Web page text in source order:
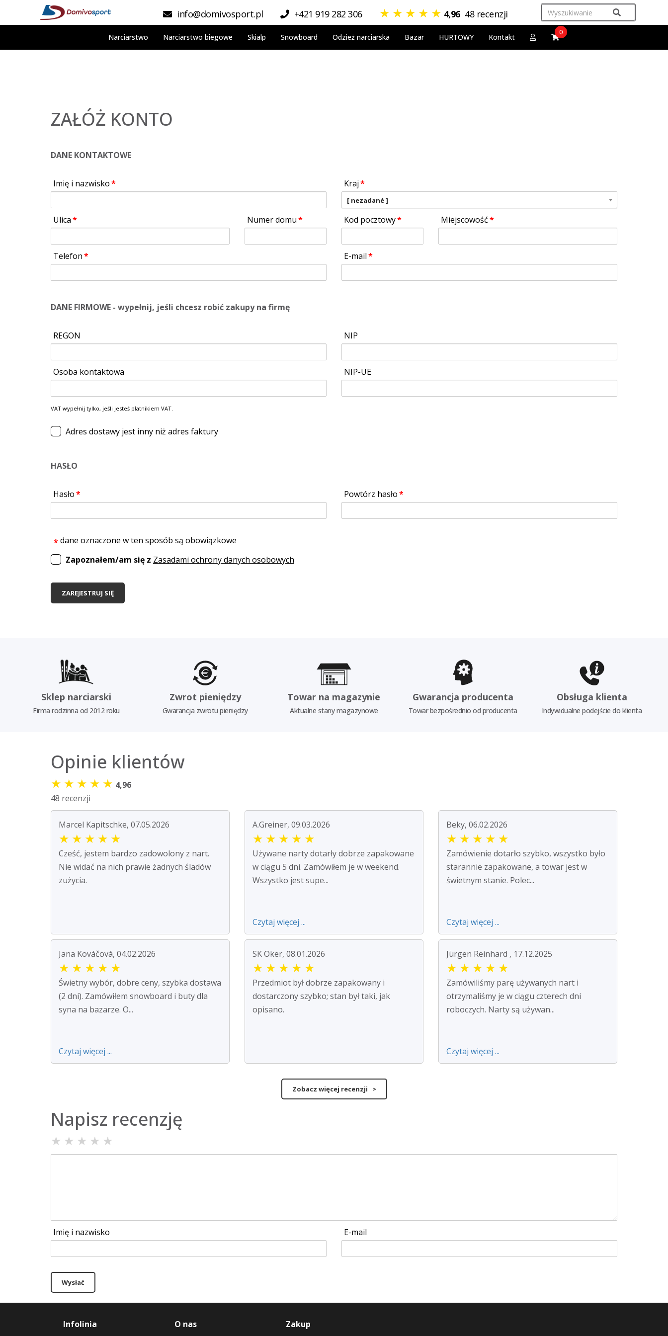
info@domivosport.pl +421 919 282 306 ★ ★ ★ ★ ★ 4,96 48 recenzji
Narciarstwo Narciarstwo biegowe Skialp Snowboard Odzież narciarska Bazar HURTOWY Kontakt
0
ZAŁÓŻ KONTO
DANE KONTAKTOWE
Imię i nazwisko Kraj
[ nezadané ]
Ulica Numer domu Kod pocztowy Miejscowość
Telefon E-mail
DANE FIRMOWE - wypełnij, jeśli chcesz robić zakupy na firmę
REGON NIP
Osoba kontaktowa NIP-UE
VAT wypełnij tylko, jeśli jesteś płatnikiem VAT.
Adres dostawy jest inny niż adres faktury
HASŁO
Hasło Powtórz hasło
dane oznaczone w ten sposób są obowiązkowe
Zapoznałem/am się z Zasadami ochrony danych osobowych
ZAREJESTRUJ SIĘ
Sklep narciarski
Firma rodzinna od 2012 roku
Zwrot pieniędzy
Gwarancja zwrotu pieniędzy
Towar na magazynie
Aktualne stany magazynowe
Gwarancja producenta
Towar bezpośrednio od producenta
Obsługa klienta
Indywidualne podejście do klienta
Opinie klientów
★ ★ ★ ★ ★ 4,96
48 recenzji
Marcel Kapitschke, 07.05.2026
★ ★ ★ ★ ★
Cześć, jestem bardzo zadowolony z nart.
Nie widać na nich prawie żadnych śladów
zużycia.
A.Greiner, 09.03.2026
★ ★ ★ ★ ★
Używane narty dotarły dobrze zapakowane
w ciągu 5 dni. Zamówiłem je w weekend.
Wszystko jest supe...
Czytaj więcej ...
Beky, 06.02.2026
★ ★ ★ ★ ★
Zamówienie dotarło szybko, wszystko było
starannie zapakowane, a towar jest w
świetnym stanie. Polec...
Czytaj więcej ...
Jana Kováčová, 04.02.2026
★ ★ ★ ★ ★
Świetny wybór, dobre ceny, szybka dostawa
(2 dni). Zamówiłem snowboard i buty dla
syna na bazarze. O...
Czytaj więcej ...
SK Oker, 08.01.2026
★ ★ ★ ★ ★
Przedmiot był dobrze zapakowany i
dostarczony szybko; stan był taki, jak
opisano.
Jürgen Reinhard , 17.12.2025
★ ★ ★ ★ ★
Zamówiliśmy parę używanych nart i
otrzymaliśmy je w ciągu czterech dni
roboczych. Narty są używan...
Czytaj więcej ...
Zobacz więcej recenzji >
Napisz recenzję
★ ★ ★ ★ ★
Imię i nazwisko E-mail
Wysłać
Infolinia O nas Zakup